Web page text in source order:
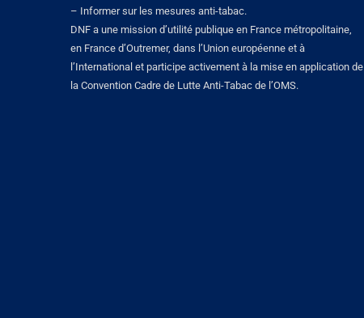
– Informer sur les mesures anti-tabac.
DNF a une mission d’utilité publique en France métropolitaine,
en France d’Outremer, dans l’Union européenne et à
l’International et participe activement à la mise en application de
la Convention Cadre de Lutte Anti-Tabac de l’OMS.